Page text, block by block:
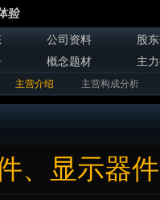
公司资料
股
概念题材 主
主营介绍 主营构成分析
、显示器